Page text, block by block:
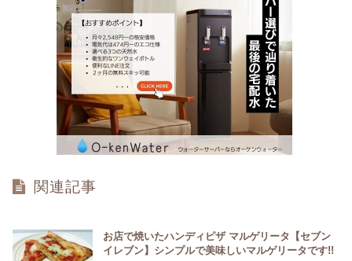
関連記事
お店で焼いたハンディピザ マルゲリータ【セブン
イレブン】シンプルで美味しいマルゲリータです!!